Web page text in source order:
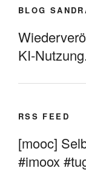
BLOG
KI-
RSS FEED
[mooc]
#imoox